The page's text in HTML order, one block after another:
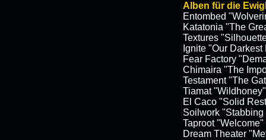
Alben für die
Entombed
Katatonia "The
Textures
Ignite "Our Darkest
Fear Factory
Chimaira "The
Testament "The
Tiamat "Wildhoney"
El Caco "Solid
Soilwork "Stabbing
Taproot "Welcome"
Dream Theater